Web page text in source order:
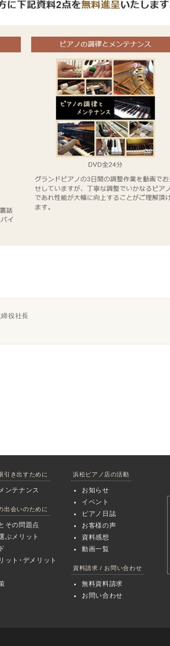
役社長
引き出すために
ンテナンス
出会いのために
その問題点
ぶメリット
ット･デメリット
浜松ピアノ店の活動
お知らせ
イベント
ピアノ日誌
お客様の声
資料感想
動画一覧
資料請求 / お問い合わせ
無料資料請求
お問い合わせ